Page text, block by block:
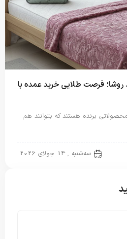
روشا؛ فرصت طلایی خرید عمده با
برنده هستند که بتوانند هم
سه‌شنبه , 14 جولای 2026